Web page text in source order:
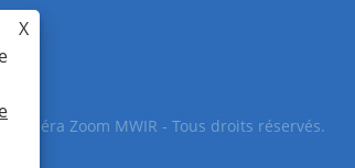
Zoom MWIR - Tous droits réservés.
X